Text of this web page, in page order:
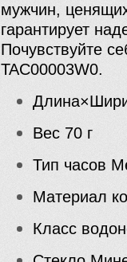
мужчин,
гарантирует
Почувствуйте
TAC00003W0.
Вес 70 г
Тип часов
Материал
Класс